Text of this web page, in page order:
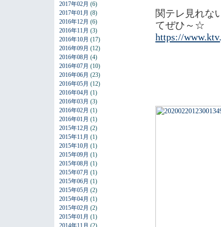
2017年02月 (6)
2017年01月 (8)
2016年12月 (6)
2016年11月 (3)
2016年10月 (17)
2016年09月 (12)
2016年08月 (4)
2016年07月 (10)
2016年06月 (23)
2016年05月 (12)
2016年04月 (1)
2016年03月 (3)
2016年02月 (1)
2016年01月 (1)
2015年12月 (2)
2015年11月 (1)
2015年10月 (1)
2015年09月 (1)
2015年08月 (1)
2015年07月 (1)
2015年06月 (1)
2015年05月 (2)
2015年04月 (1)
2015年02月 (2)
2015年01月 (1)
2014年11月 (2)
関テレ見れな
てぜひ～☆
https://